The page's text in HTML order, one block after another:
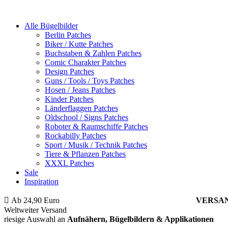
Alle Bügelbilder
Berlin Patches
Biker / Kutte Patches
Buchstaben & Zahlen Patches
Comic Charakter Patches
Design Patches
Guns / Tools / Toys Patches
Hosen / Jeans Patches
Kinder Patches
Länderflaggen Patches
Oldschool / Signs Patches
Roboter & Raumschiffe Patches
Rockabilly Patches
Sport / Musik / Technik Patches
Tiere & Pflanzen Patches
XXXL Patches
Sale
Inspiration
Ab 24,90 Euro
Weltweiter Versand
riesige Auswahl an Aufnähern, Bügelbildern & Applikationen